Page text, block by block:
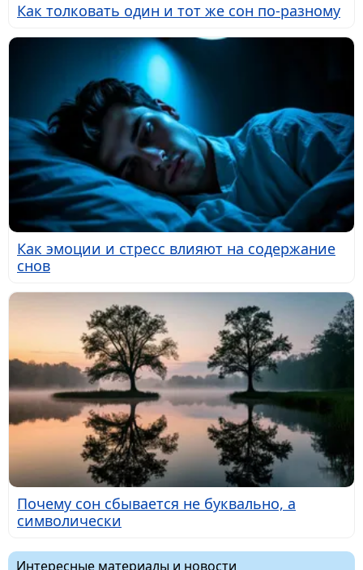
Как толковать один и тот же сон по-разному
Как эмоции и стресс влияют на содержание
снов
Почему сон сбывается не буквально, а
символически
Интересные материалы и новости